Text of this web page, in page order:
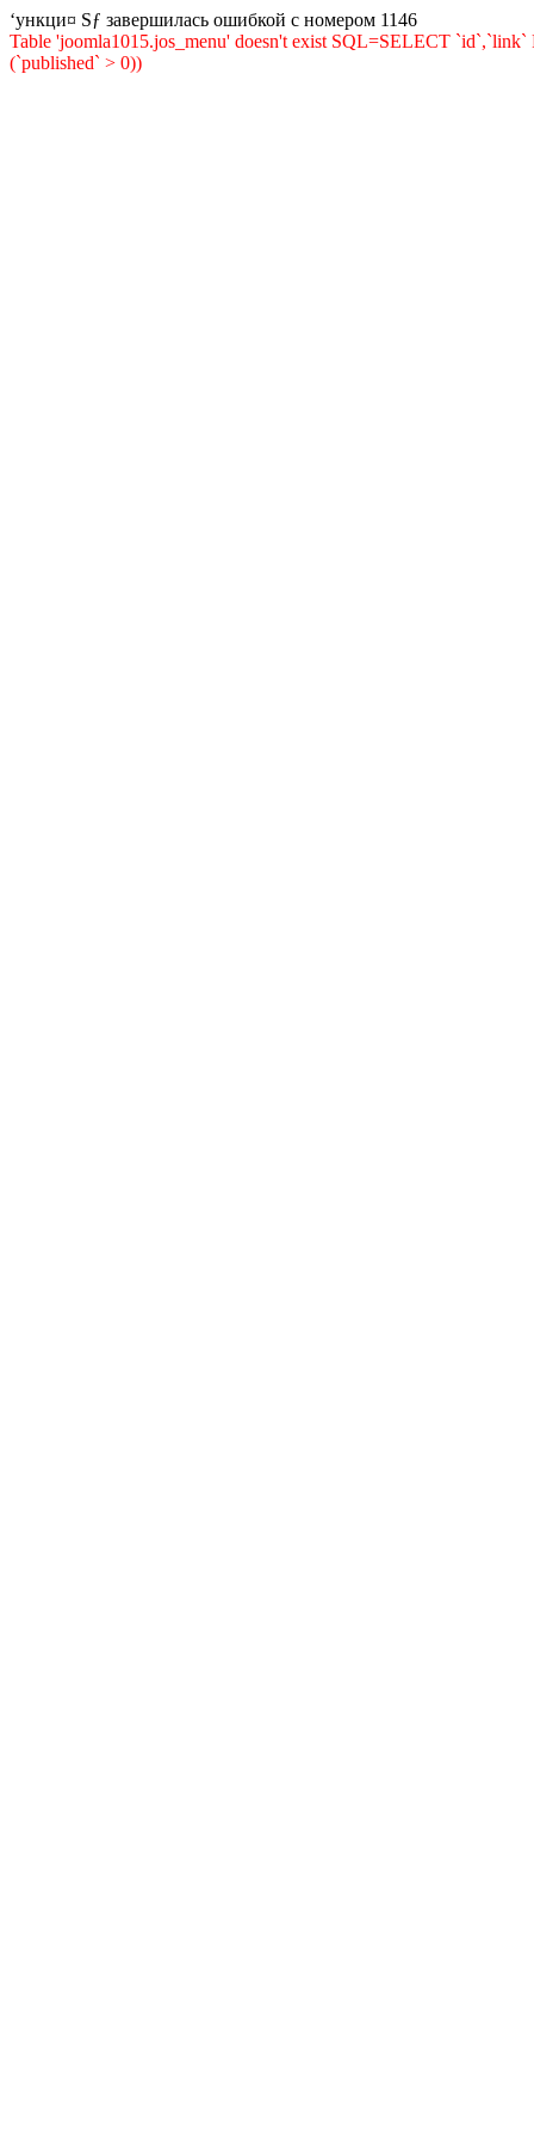
‘ункци¤ Ѕƒ завершилась ошибкой с номером 1146
Table 'joomla1015.jos_menu' doesn't exist SQL=SELECT
(`published` > 0))